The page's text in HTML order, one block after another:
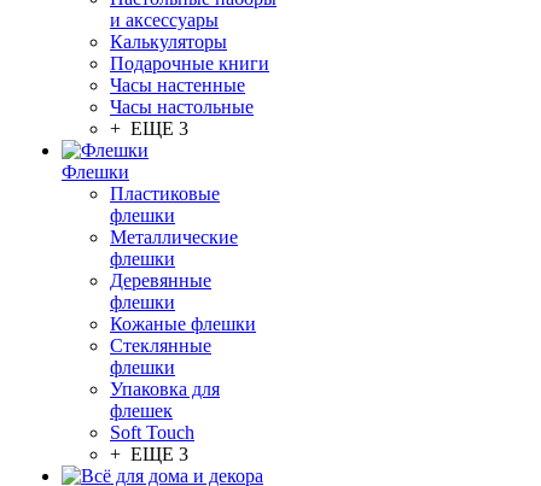
и аксессуары
Калькуляторы
Подарочные книги
Часы настенные
Часы настольные
+ ЕЩЕ 3
Флешки
Пластиковые
флешки
Металлические
флешки
Деревянные
флешки
Кожаные флешки
Стеклянные
флешки
Упаковка для
флешек
Soft Touch
+ ЕЩЕ 3